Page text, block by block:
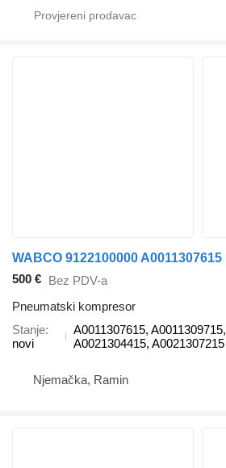
500 € Bez PDV-a
Pneumatski kompresor
Stanje
novi
A0011307615, A0011309715,
A0021304415, A0021307215
Njemačka, Ramin